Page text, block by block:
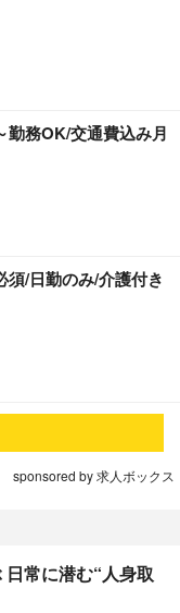
勤務OK/交通費込み月
須/日勤のみ/介護付き
sponsored by 求人ボックス
常に潜む“人身取